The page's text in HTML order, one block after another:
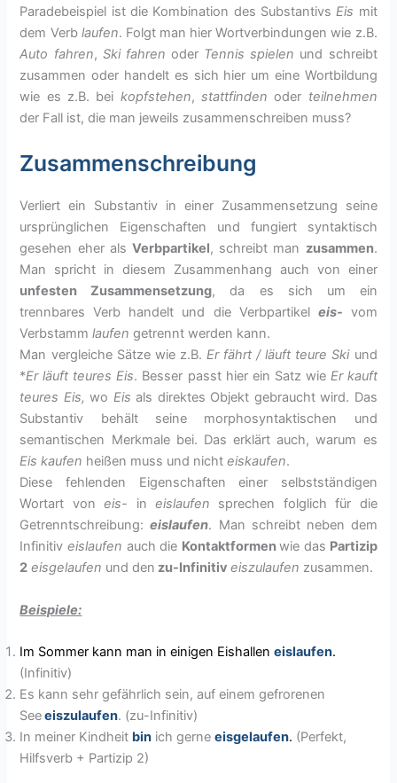
Paradebeispiel ist die Kombination des SubstantivsEis mit
dem Verblaufen. Folgt man hier Wortverbindungen wie z.B.
Auto fahren, Ski fahren oder Tennis spielen und schreibt
zusammen oder handelt es sich hier um eine Wortbildung
wie es z.B. bei kopfstehen, stattfinden oder teilnehmen
der Fall ist, die man jeweils zusammenschreiben muss?
Zusammenschreibung
Verliert ein Substantiv in einer Zusammensetzung seine
ursprünglichen Eigenschaften und fungiert syntaktisch
gesehen eher als Verbpartikel, schreibt man zusammen.
Man spricht in diesem Zusammenhang auch von einer
unfesten Zusammensetzung, da es sich um ein
trennbares Verb handelt und die Verbpartikel eis- vom
Verbstammlaufen getrennt werden kann.
Man vergleiche Sätze wie z.B. Er fährt / läuft teure Skiund
*Er läuft teures Eis. Besser passt hier ein Satz wie Er kauft
teures Eis,wo Eis als direktes Objekt gebraucht wird. Das
Substantiv behält seine morphosyntaktischen und
semantischen Merkmale bei. Das erklärt auch, warum es
Eis kaufen heißen muss und nicht eiskaufen.
Diese fehlenden Eigenschaften einer selbstständigen
Wortart voneis- ineislaufen sprechen folglich für die
Getrenntschreibung:eislaufen. Man schreibt neben dem
Infinitiveislaufen auch die Kontaktformenwie das Partizip
2 eisgelaufen und den zu-Infinitiveiszulaufen zusammen.
Beispiele:
Im Sommer kann man in einigen Eishallen eislaufen.
(Infinitiv)
Es kann sehr gefährlich sein, auf einem gefrorenen
Seeeiszulaufen. (zu-Infinitiv)
In meiner Kindheit bin ich gerneeisgelaufen. (Perfekt,
Hilfsverb + Partizip 2)